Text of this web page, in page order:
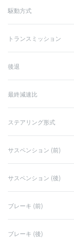
駆動方式
トランスミッション
後退
最終減速比
ステアリング形式
サスペンション (前)
サスペンション (後)
ブレーキ (前)
ブレーキ (後)